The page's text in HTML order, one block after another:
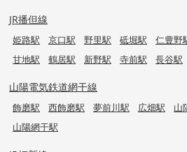
JR播但線
姫路駅 京口駅 野里駅 砥堀駅 仁豊野
甘地駅
鶴居駅 新野駅 寺前駅 長谷駅
山陽電気鉄道網干線
飾磨駅 西飾磨駅 夢前川駅 広畑駅 山
山陽網干駅